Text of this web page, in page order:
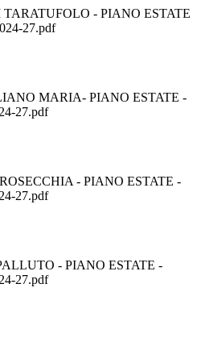
TARATUFOLO - PIANO ESTATE
27.pdf
MARIA- PIANO ESTATE -
27.pdf
- PIANO ESTATE -
27.pdf
- PIANO ESTATE -
27.pdf